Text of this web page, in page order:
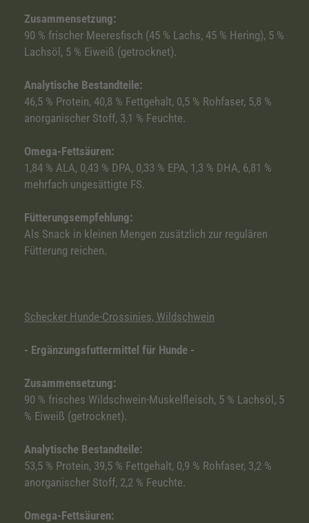
Zusammensetzung:
90 % frischer Meeresfisch (45 % Lachs, 45 % Hering), 5 %
Lachsöl, 5 % Eiweiß (getrocknet).
Analytische Bestandteile:
46,5 % Protein, 40,8 % Fettgehalt, 0,5 % Rohfaser, 5,8 %
anorganischer Stoff, 3,1 % Feuchte.
Omega-Fettsäuren:
1,84 % ALA, 0,43 % DPA, 0,33 % EPA, 1,3 % DHA, 6,81 %
mehrfach ungesättigte FS.
Fütterungsempfehlung:
Als Snack in kleinen Mengen zusätzlich zur regulären
Fütterung reichen.
Schecker Hunde-Crossinies, Wildschwein
- Ergänzungsfuttermittel für Hunde -
Zusammensetzung:
90 % frisches Wildschwein-Muskelfleisch, 5 % Lachsöl, 5
% Eiweiß (getrocknet).
Analytische Bestandteile:
53,5 % Protein, 39,5 % Fettgehalt, 0,9 % Rohfaser, 3,2 %
anorganischer Stoff, 2,2 % Feuchte.
Omega-Fettsäuren: